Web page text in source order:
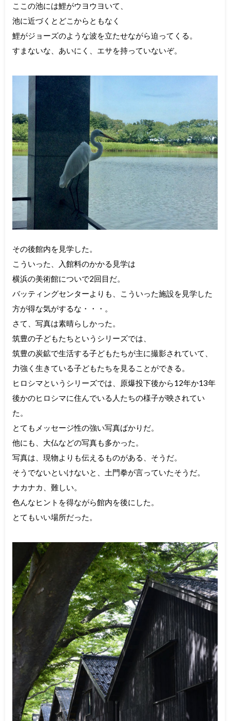
ここの池には鯉がウヨウヨいて、
池に近づくとどこからともなく
鯉がジョーズのような波を立たせながら迫ってくる。
すまないな、あいにく、エサを持っていないぞ。
その後館内を見学した。
こういった、入館料のかかる見学は
横浜の美術館についで2回目だ。
バッティングセンターよりも、こういった施設を見学した
方が得な気がするな・・・。
さて、写真は素晴らしかった。
筑豊の子どもたちというシリーズでは、
筑豊の炭鉱で生活する子どもたちが主に撮影されていて、
力強く生きている子どもたちを見ることができる。
ヒロシマというシリーズでは、原爆投下後から12年か13年
後かのヒロシマに住んでいる人たちの様子が映されてい
た。
とてもメッセージ性の強い写真ばかりだ。
他にも、大仏などの写真も多かった。
写真は、現物よりも伝えるものがある、そうだ。
そうでないといけないと、土門拳が言っていたそうだ。
ナカナカ、難しい。
色んなヒントを得ながら館内を後にした。
とてもいい場所だった。